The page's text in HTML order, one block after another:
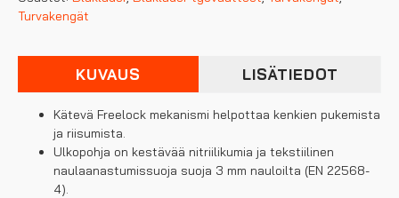
Turvakengät
KUVAUS LISÄTIEDOT
Kätevä Freelock mekanismi helpottaa kenkien pukemista
ja riisumista.
Ulkopohja on kestävää nitriilikumia ja tekstiilinen
naulaanastumissuoja suoja 3 mm nauloilta (EN 22568-
4).